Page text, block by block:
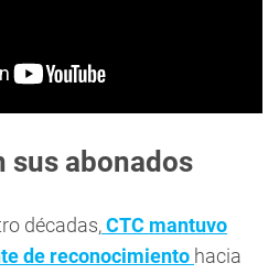
sus abonados
décadas,CTC mantuvo
de reconocimiento hacia